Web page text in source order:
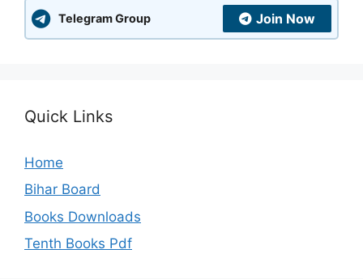
Telegram Group Join Now
Quick Links
Home
Bihar Board
Books Downloads
Tenth Books Pdf